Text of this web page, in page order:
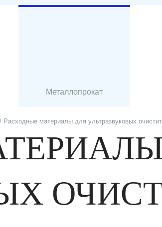
Металлопрокат
/ Расходные материалы для ультразвуковых